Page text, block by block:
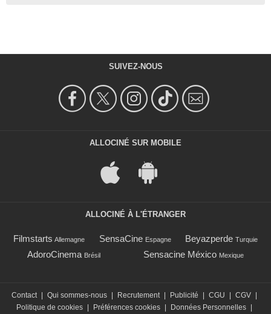
SUIVEZ-NOUS
ALLOCINÉ SUR MOBILE
ALLOCINÉ À L'ÉTRANGER
Filmstarts Allemagne SensaCine Espagne Beyazperde Turquie
AdoroCinema Brésil Sensacine México Mexique
Contact Qui sommes-nous Recrutement Publicité CGU CGV
Politique de cookies
Préférences cookies Données Personnelles